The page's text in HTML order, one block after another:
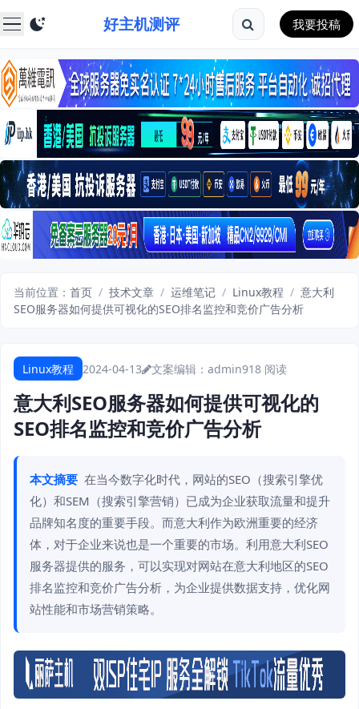
好主机测评 我要投稿
当前位置： 首页 / 技术文章 / 运维笔记 / Linux教程 / 意大利
SEO服务器如何提供可视化的SEO排名监控和竞价广告分析
Linux教程 2024-04-13 文案编辑：admin918 阅读
意大利SEO服务器如何提供可视化的
SEO排名监控和竞价广告分析
本文摘要 在当今数字化时代，网站的SEO（搜索引擎优
化）和SEM（搜索引擎营销）已成为企业获取流量和提升
品牌知名度的重要手段。而意大利作为欧洲重要的经济
体，对于企业来说也是一个重要的市场。利用意大利SEO
服务器提供的服务，可以实现对网站在意大利地区的SEO
排名监控和竞价广告分析，为企业提供数据支持，优化网
站性能和市场营销策略。